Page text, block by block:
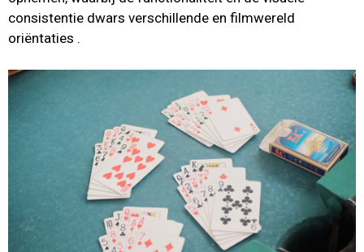
consistentie dwars verschillende en filmwereld
oriëntaties .